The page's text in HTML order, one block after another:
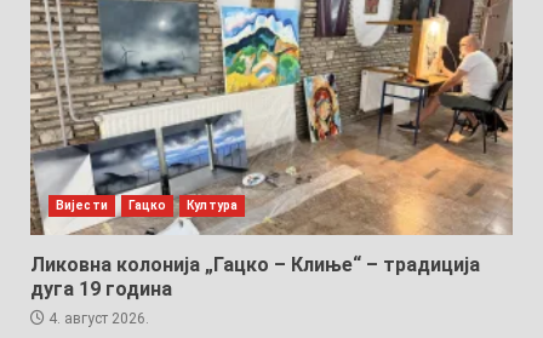
Вијести Гацко Култура
Ликовна колонија „Гацко – Клиње“ – традиција
дуга 19 година
4. август 2026.